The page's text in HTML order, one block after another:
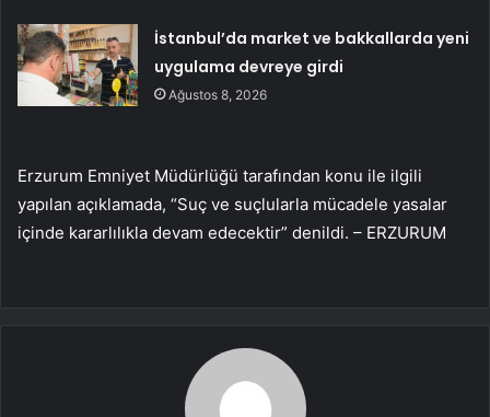
İstanbul’da market ve bakkallarda yeni
uygulama devreye girdi
Ağustos 8, 2026
Erzurum Emniyet Müdürlüğü tarafından konu ile ilgili
yapılan açıklamada, “Suç ve suçlularla mücadele yasalar
içinde kararlılıkla devam edecektir” denildi. – ERZURUM